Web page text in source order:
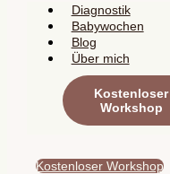
Diagnostik
Babywochen
Blog
Über mich
Kostenloser
Workshop
Kostenloser Workshop